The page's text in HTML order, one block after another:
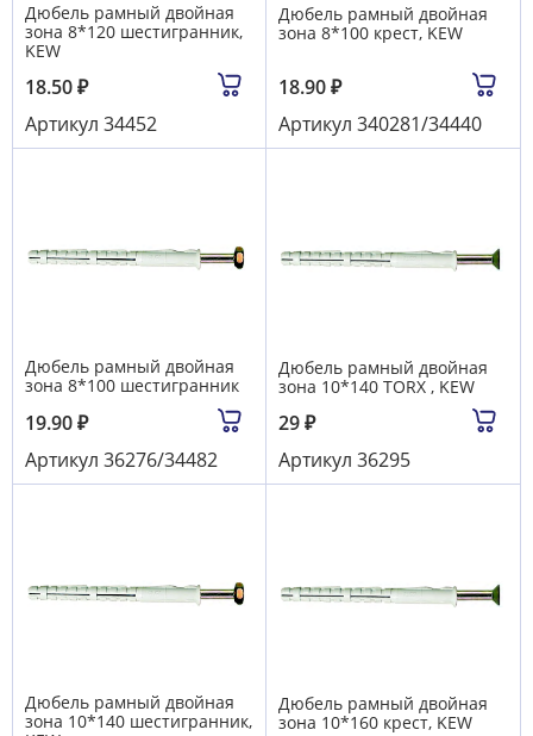
Дюбель рамный двойная
зона 8*120 шестигранник,
KEW
18.50₽
Артикул 34452
Дюбель рамный двойная
зона 8*100 крест, KEW
18.90₽
Артикул 340281/34440
Дюбель рамный двойная
зона 8*100 шестигранник
19.90₽
Артикул 36276/34482
Дюбель рамный двойная
зона 10*140 TORX , KEW
29₽
Артикул 36295
Дюбель рамный двойная
зона 10*140 шестигранник,
Дюбель рамный двойная
зона 10*160 крест, KEW